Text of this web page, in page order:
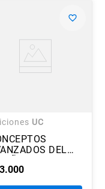
UC
DEL
CON
.000